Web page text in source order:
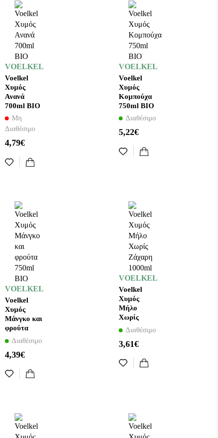
VOELKEL
Voelkel
Χυμός
Ανανά
700ml ΒΙΟ
Μη
Διαθέσιμο
4,79€
VOELKEL
Voelkel
Χυμός
Κομπούχα
750ml ΒΙΟ
Διαθέσιμο
5,22€
VOELKEL
Voelkel
Χυμός
Μάνγκο και
φρούτα
750ml BIO
Διαθέσιμο
4,39€
VOELKEL
Voelkel
Χυμός
Μήλο
Χωρίς
Ζάχαρη
Διαθέσιμο
3,61€